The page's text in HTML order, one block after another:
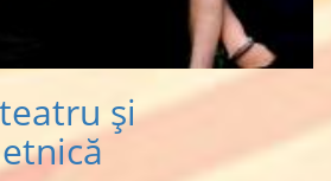
și